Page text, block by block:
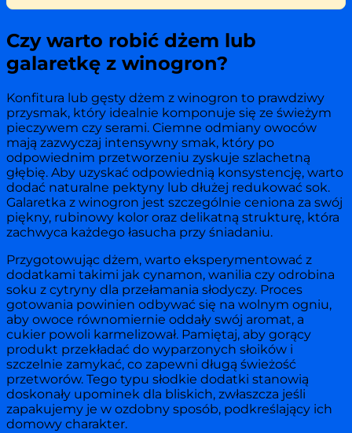
Czy warto robić dżem lub
galaretkę z winogron?
Konfitura lub gęsty dżem z winogron to prawdziwy
przysmak, który idealnie komponuje się ze świeżym
pieczywem czy serami. Ciemne odmiany owoców
mają zazwyczaj intensywny smak, który po
odpowiednim przetworzeniu zyskuje szlachetną
głębię. Aby uzyskać odpowiednią konsystencję, warto
dodać naturalne pektyny lub dłużej redukować sok.
Galaretka z winogron jest szczególnie ceniona za swój
piękny, rubinowy kolor oraz delikatną strukturę, która
zachwyca każdego łasucha przy śniadaniu.
Przygotowując dżem, warto eksperymentować z
dodatkami takimi jak cynamon, wanilia czy odrobina
soku z cytryny dla przełamania słodyczy. Proces
gotowania powinien odbywać się na wolnym ogniu,
aby owoce równomiernie oddały swój aromat, a
cukier powoli karmelizował. Pamiętaj, aby gorący
produkt przekładać do wyparzonych słoików i
szczelnie zamykać, co zapewni długą świeżość
przetworów. Tego typu słodkie dodatki stanowią
doskonały upominek dla bliskich, zwłaszcza jeśli
zapakujemy je w ozdobny sposób, podkreślający ich
domowy charakter.